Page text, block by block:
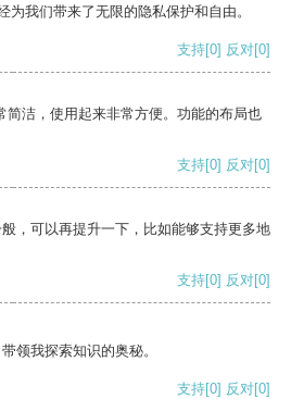
为我们带来了无限的隐私保护和自由。
支持[0] 反对[0]
简洁，使用起来非常方便。功能的布局也
支持[0] 反对[0]
，可以再提升一下，比如能够支持更多地
支持[0] 反对[0]
领我探索知识的奥秘。
支持[0] 反对[0]